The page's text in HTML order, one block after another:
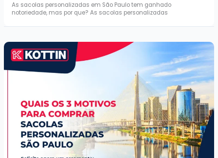
As sacolas personalizadas em São Paulo tem ganhado
notoriedade, mas por que? As sacolas personalizadas